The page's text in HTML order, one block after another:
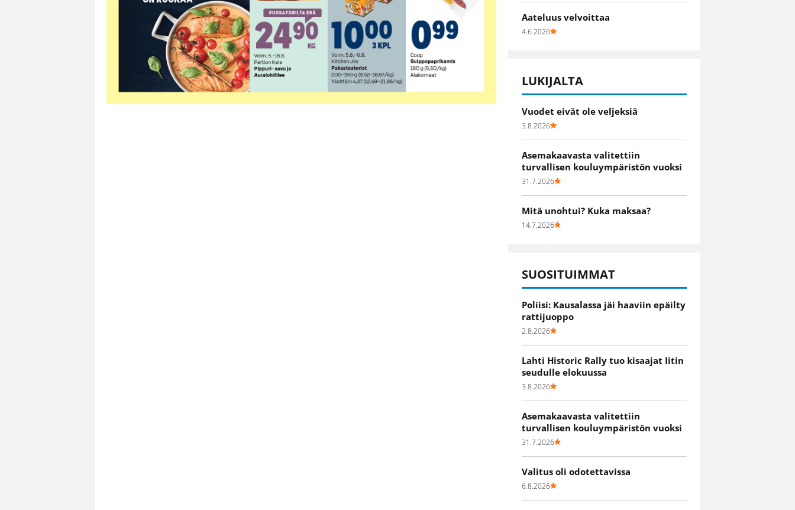
Aateluus velvoittaa
4.6.2026
LUKIJALTA
Vuodet eivät ole veljeksiä
3.8.2026
Asemakaavasta valitettiin
turvallisen kouluympäristön vuoksi
31.7.2026
Mitä unohtui? Kuka maksaa?
14.7.2026
SUOSITUIMMAT
Poliisi: Kausalassa jäi haaviin epäilty
rattijuoppo
2.8.2026
Lahti Historic Rally tuo kisaajat Iitin
seudulle elokuussa
3.8.2026
Asemakaavasta valitettiin
turvallisen kouluympäristön vuoksi
31.7.2026
Valitus oli odotettavissa
6.8.2026